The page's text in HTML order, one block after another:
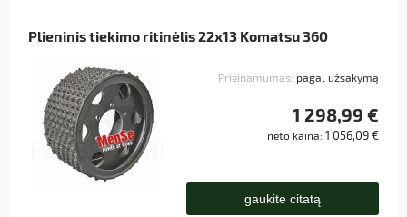
Plieninis tiekimo ritinėlis 22x13 Komatsu 360
Prieinamumas: pagal užsakymą
1 298,99 €
neto kaina: 1 056,09 €
gaukite citatą